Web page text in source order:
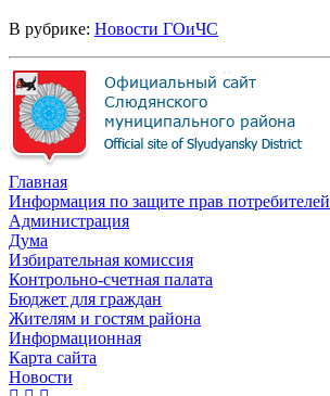
В рубрике: Новости ГОиЧС
Главная
Информация по защите прав потребителей
Администрация
Дума
Избирательная комиссия
Контрольно-счетная палата
Бюджет для граждан
Жителям и гостям района
Информационная
Карта сайта
Новости